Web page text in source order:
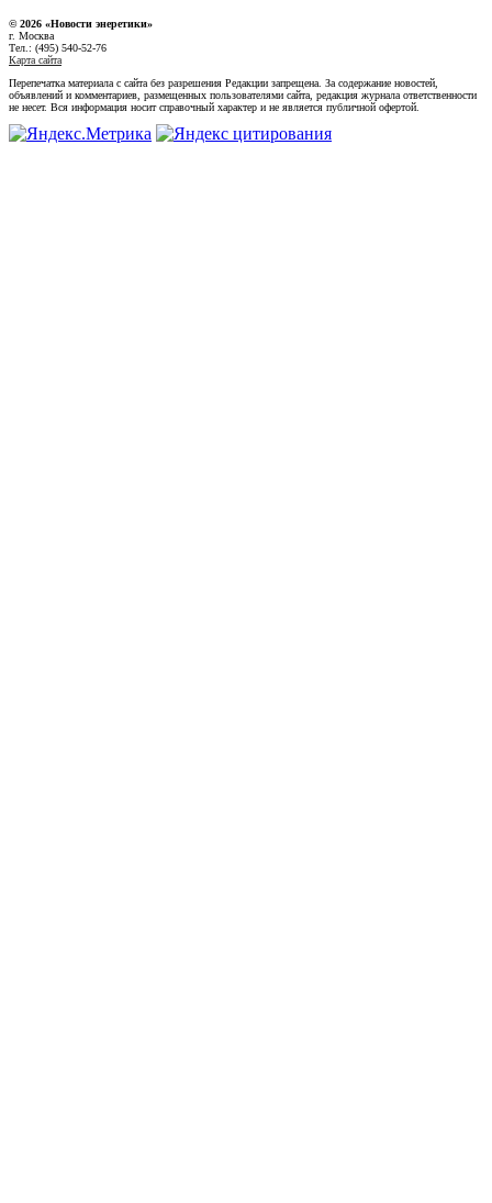
© 2026 «Новости энеретики»
г. Москва
Тел.: (495) 540-52-76
Карта сайта
Перепечатка материала с сайта без разрешения Редакции запрещена. За содержание новостей,
объявлений и комментариев, размещенных пользователями сайта, редакция журнала ответственности
не несет. Вся информация носит справочный характер и не является публичной офертой.